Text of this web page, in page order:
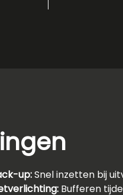
up:Snel inzetten bij
Bufferen